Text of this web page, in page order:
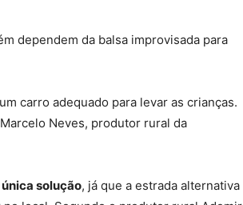
dependem da balsa improvisada para
carro adequado para levar as crianças.
Neves, produtor rural da
solução, já que a estrada alternativa